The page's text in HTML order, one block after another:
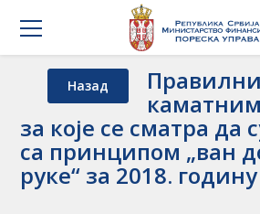
Назад
за које се сматра да
са принципом „ван
руке“ за 2018. годину